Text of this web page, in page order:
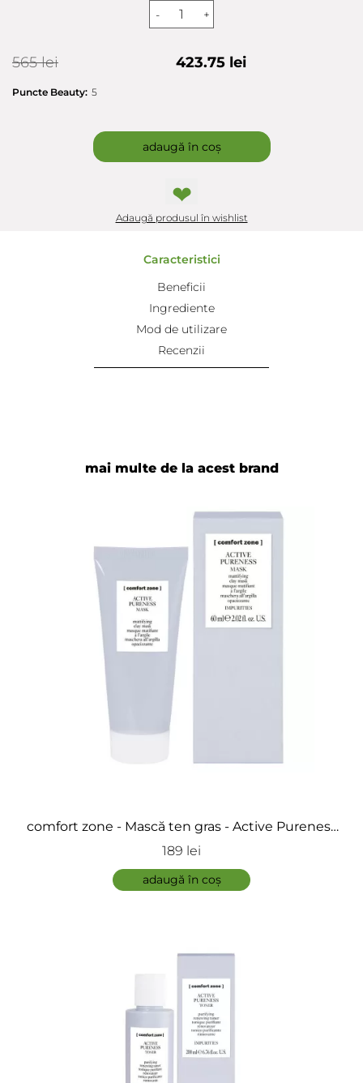
-
+
565 lei 423.75 lei
Puncte Beauty: 5
adaugă în coș
❤
Adaugă produsul în wishlist
Caracteristici
Beneficii
Ingrediente
Mod de utilizare
Recenzii
Adaugă review
ÎNCARCA IMAGINI
mai multe de la acest brand
comfort zone - Mască ten gras - Active Pureness
Mask
189 lei
adaugă în coș